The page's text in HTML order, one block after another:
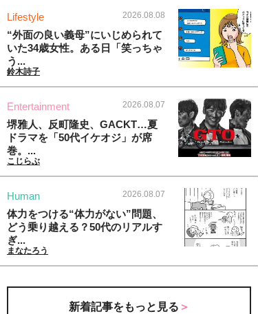
Lifestyle 2026.08.08
“外面の良い義母”にいじめられて
いた34歳女性。ある日「笑っちゃ
う...
鈴木詩子
Entertainment 2026.08.07
堺雅人、反町隆史、GACKT…夏
ドラマを「50代イケオジ」が席
巻。...
こじらぶ
Human 2026.08.07
体力をつける“体力がない”問題、
どう乗り越える？50代のリアルす
ぎ...
まなたろう
新着記事をもっと見る